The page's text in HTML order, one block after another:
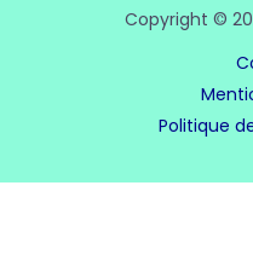
Copyright ©
Politique